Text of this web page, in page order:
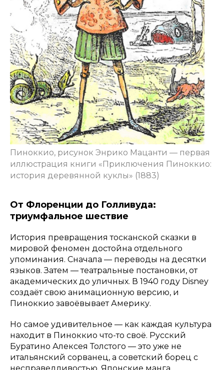
Пиноккио, рисунок Энрико Мацанти — первая
иллюстрация книги «Приключения Пиноккио:
история деревянной куклы» (1883)
От Флоренции до Голливуда:
триумфальное шествие
История превращения тосканской сказки в
мировой феномен достойна отдельного
упоминания. Сначала — переводы на десятки
языков. Затем — театральные постановки, от
академических до уличных. В 1940 году Disney
создаёт свою анимационную версию, и
Пиноккио завоёвывает Америку.
Но самое удивительное — как каждая культура
находит в Пиноккио что-то своё. Русский
Буратино Алексея Толстого — это уже не
итальянский сорванец, а советский борец с